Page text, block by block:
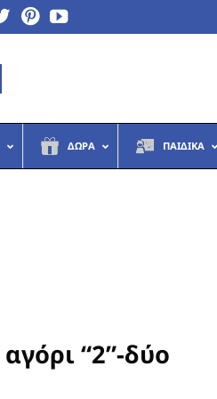
ΔΏΡΑ ΠΑΙΔΙΚΆ
“2”-δύο